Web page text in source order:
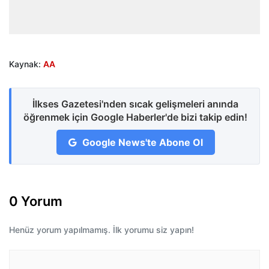
Kaynak: AA
İlkses Gazetesi'nden sıcak gelişmeleri anında
öğrenmek için Google Haberler'de bizi takip edin!
Google News'te Abone Ol
0 Yorum
Henüz yorum yapılmamış. İlk yorumu siz yapın!